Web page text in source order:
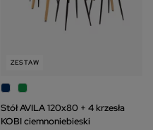
ZESTAW
Stół AVILA 120x80 + 4 krzesła
KOBI ciemnoniebieski